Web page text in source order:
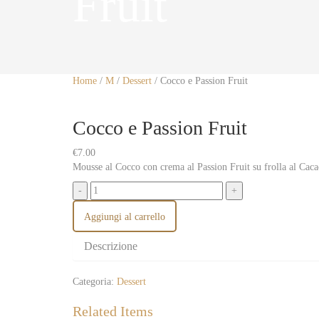
Home / M / Dessert / Cocco e Passion Fruit
Cocco e Passion Fruit
€7.00
Mousse al Cocco con crema al Passion Fruit su frolla al
Aggiungi al carrello
Descrizione
Categoria: Dessert
Related Items